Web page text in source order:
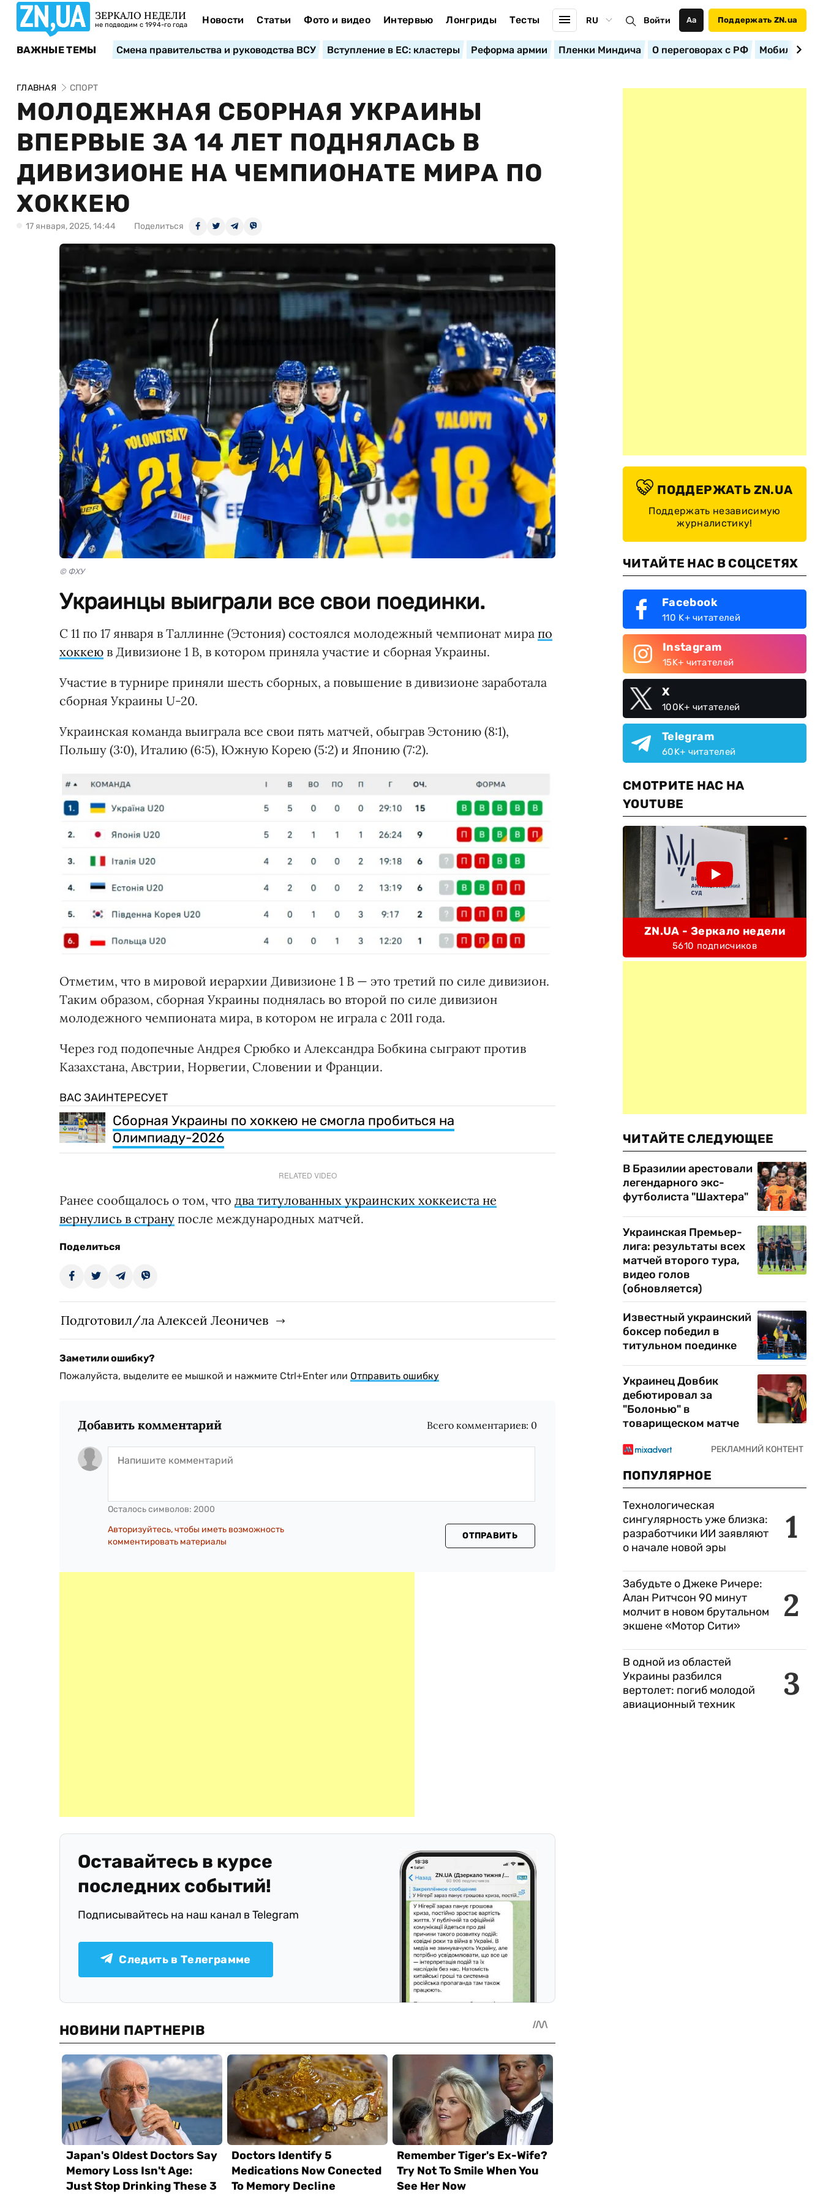
ЗЕРКАЛО НЕДЕЛИ
не подводим с 1994-го года Новости Статьи Фото и видео Интервью Лонгриды Тесты RU Войти Аа Поддержать ZN.ua
ВАЖНЫЕ ТЕМЫ Смена правительства и руководства ВСУ Вступление в ЕС: кластеры Реформа армии Пленки Миндича О переговорах с РФ
ГЛАВНАЯ СПОРТ
МОЛОДЕЖНАЯ СБОРНАЯ УКРАИНЫ
ВПЕРВЫЕ ЗА 14 ЛЕТ ПОДНЯЛАСЬ В
ДИВИЗИОНЕ НА ЧЕМПИОНАТЕ МИРА ПО
ХОККЕЮ
17 января, 2025, 14:44 Поделиться
© ФХУ
Украинцы выиграли все свои поединки.
С 11 по 17 января в Таллинне (Эстония) состоялся молодежный чемпионат мира по
хоккею в Дивизионе 1 В, в котором приняла участие и сборная Украины.
Участие в турнире приняли шесть сборных, а повышение в дивизионе заработала
сборная Украины U-20.
Украинская команда выиграла все свои пять матчей, обыграв Эстонию (8:1),
Польшу (3:0), Италию (6:5), Южную Корею (5:2) и Японию (7:2).
Отметим, что в мировой иерархии Дивизионе 1 В — это третий по силе дивизион.
Таким образом, сборная Украины поднялась во второй по силе дивизион
молодежного чемпионата мира, в котором не играла с 2011 года.
Через год подопечные Андрея Срюбко и Александра Бобкина сыграют против
Казахстана, Австрии, Норвегии, Словении и Франции.
ВАС ЗАИНТЕРЕСУЕТ
Сборная Украины по хоккею не смогла пробиться на
Олимпиаду-2026
RELATED VIDEO
Ранее сообщалось о том, что два титулованных украинских хоккеиста не
вернулись в страну после международных матчей.
Поделиться
Подготовил/ла Алексей Леоничев
Заметили ошибку?
Пожалуйста, выделите ее мышкой и нажмите Ctrl+Enter или Отправить ошибку
Добавить комментарий Всего комментариев: 0
Осталось символов: 2000
Авторизуйтесь, чтобы иметь возможность
комментировать материалы
ОТПРАВИТЬ
Оставайтесь в курсе
последних событий!
Подписывайтесь на наш канал в Telegram
Следить в Телеграмме
ПОДДЕРЖАТЬ ZN.UA
Поддержать независимую
журналистику!
ЧИТАЙТЕ НАС В СОЦСЕТЯХ
Facebook
110 K+ читателей
Instagram
15K+ читателей
X
100K+ читателей
Telegram
60K+ читателей
СМОТРИТЕ НАС НА
YOUTUBE
ZN.UA - Зеркало недели
5610 подписчиков
ЧИТАЙТЕ СЛЕДУЮЩЕЕ
В Бразилии арестовали
легендарного экс-
футболиста "Шахтера"
Украинская Премьер-
лига: результаты всех
матчей второго тура,
видео голов
(обновляется)
Известный украинский
боксер победил в
титульном поединке
Украинец Довбик
дебютировал за
"Болонью" в
товарищеском матче
ПОПУЛЯРНОЕ
1
Технологическая
сингулярность уже близка:
разработчики ИИ заявляют
о начале новой эры
2
Забудьте о Джеке Ричере:
Алан Ритчсон 90 минут
молчит в новом брутальном
экшене «Мотор Сити»
3
В одной из областей
Украины разбился
вертолет: погиб молодой
авиационный техник